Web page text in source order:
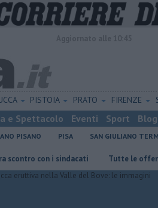
PISTOIA PRATO FIRENZE
e Spettacolo Eventi Sport Blog
PISANO PISA SAN GIULIANO
con i sindacati ​Tutte le offerte di